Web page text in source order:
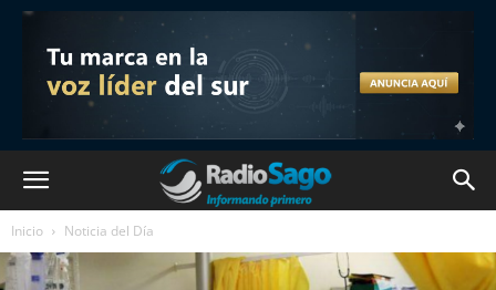
Inicio Noticia del Día